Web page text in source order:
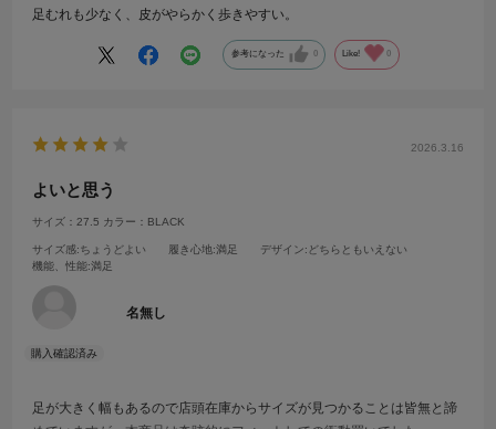
足むれも少なく、皮がやらかく歩きやすい。
参考になった 0 Like! 0
2026.3.16
よいと思う
サイズ：27.5 カラー：BLACK
サイズ感:ちょうどよい 履き心地:満足 デザイン:どちらともいえない
機能、性能:満足
名無し
足が大きく幅もあるので店頭在庫からサイズが見つかることは皆無と諦